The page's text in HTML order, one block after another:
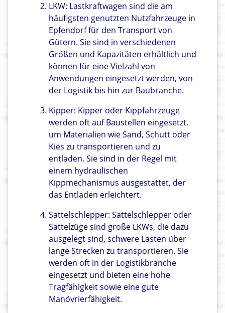
LKW: Lastkraftwagen sind die am
häufigsten genutzten Nutzfahrzeuge in
Epfendorf für den Transport von
Gütern. Sie sind in verschiedenen
Größen und Kapazitäten erhältlich und
können für eine Vielzahl von
Anwendungen eingesetzt werden, von
der Logistik bis hin zur Baubranche.
Kipper: Kipper oder Kippfahrzeuge
werden oft auf Baustellen eingesetzt,
um Materialien wie Sand, Schutt oder
Kies zu transportieren und zu
entladen. Sie sind in der Regel mit
einem hydraulischen
Kippmechanismus ausgestattet, der
das Entladen erleichtert.
Sattelschlepper: Sattelschlepper oder
Sattelzüge sind große LKWs, die dazu
ausgelegt sind, schwere Lasten über
lange Strecken zu transportieren. Sie
werden oft in der Logistikbranche
eingesetzt und bieten eine hohe
Tragfähigkeit sowie eine gute
Manövrierfähigkeit.